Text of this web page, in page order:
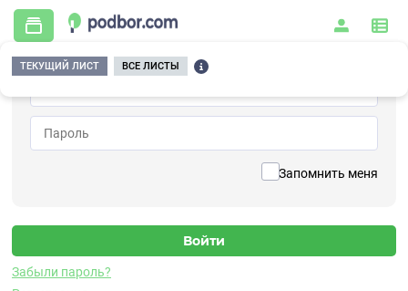
Запомнить меня
Забыли пароль?
ТЕКУЩИЙ ЛИСТ ВСЕ ЛИСТЫ
Главная / Контрольно-измерительные приборы и автоматика / Датчики /
Виброскорости / 2A203HA-80(T)
Датчик виброскороости
Характеристики